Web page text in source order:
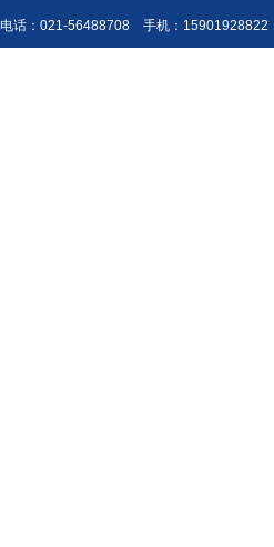
电话：021-56488708 手机：